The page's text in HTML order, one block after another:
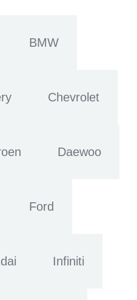
BMW
Chevrolet
Daewoo
Ford
Infiniti